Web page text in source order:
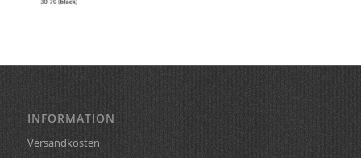
INFORMATION
Versandkosten